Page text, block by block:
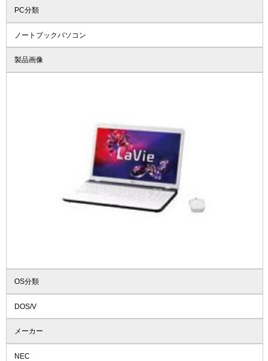
PC分類
ノートブックパソコン
製品画像
OS分類
DOS/V
メーカー
NEC